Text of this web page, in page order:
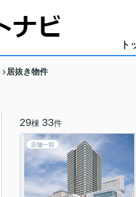
ト
居抜き物件
29棟 33件
店舗一部